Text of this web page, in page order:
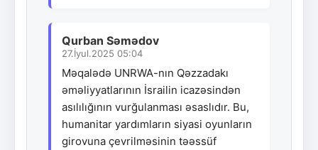
Qurban Səmədov
27.İyul.2025 05:04
Məqalədə UNRWA-nın Qəzzadakı
əməliyyatlarının İsrailin icazəsindən
asılılığının vurğulanması əsaslıdır. Bu,
humanitar yardımların siyasi oyunların
girovuna çevrilməsinin təəssüf